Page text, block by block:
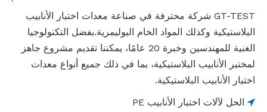
GT-TEST شركة محترفة في صناعة معدات اختبار الأنابيب
البلاستيكية وكذلك المواد الخام البوليمرية.بفضل التكنولوجيا
الغنية للمهندسين وخبرة 20 عامًا، يمكننا تقديم مشروع جاهز
لمختبر الأنابيب البلاستيكية، بما في ذلك جميع أنواع معدات
اختبار الأنابيب البلاستيكية.
 الحل لآلات اختبار الأنابيب PE